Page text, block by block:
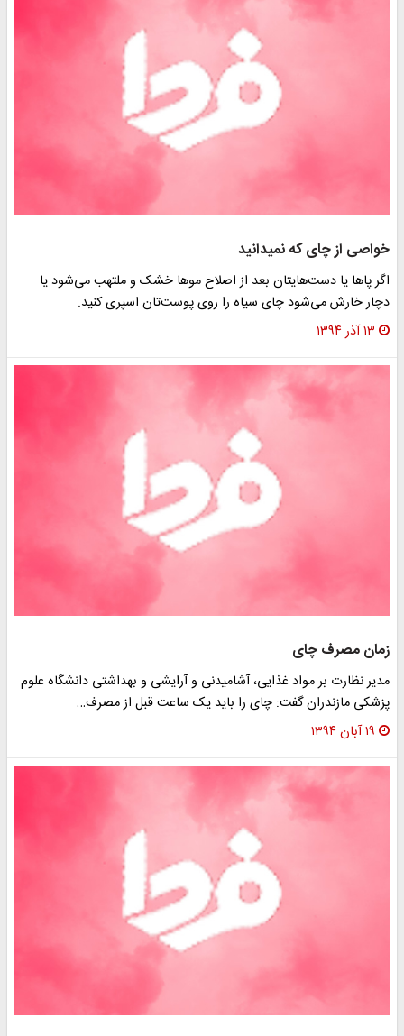
از چای که نمیدانید
پاها یا دست‌هایتان بعد از اصلاح موها خشک و ملتهب می‌شود یا
خارش می‌شود چای سیاه را روی پوست‌تان اسپری کنید.
۱۳ آذر ۱۳۹۴
مصرف چای
نظارت بر مواد غذایی، آشامیدنی و آرایشی و بهداشتی دانشگاه علوم
مازندران گفت: چای را باید یک ساعت قبل از مصرف…
۱۹ آبان ۱۳۹۴